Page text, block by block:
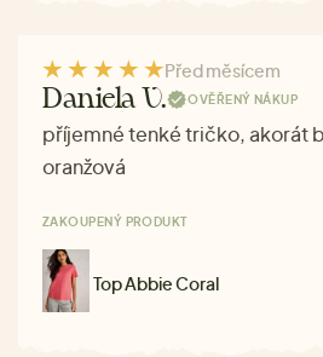
Před měsícem
Daniela V. OVĚŘENÝ NÁKUP
příjemné tenké tričko, akorát
oranžová
ZAKOUPENÝ PRODUKT
Top Abbie Coral